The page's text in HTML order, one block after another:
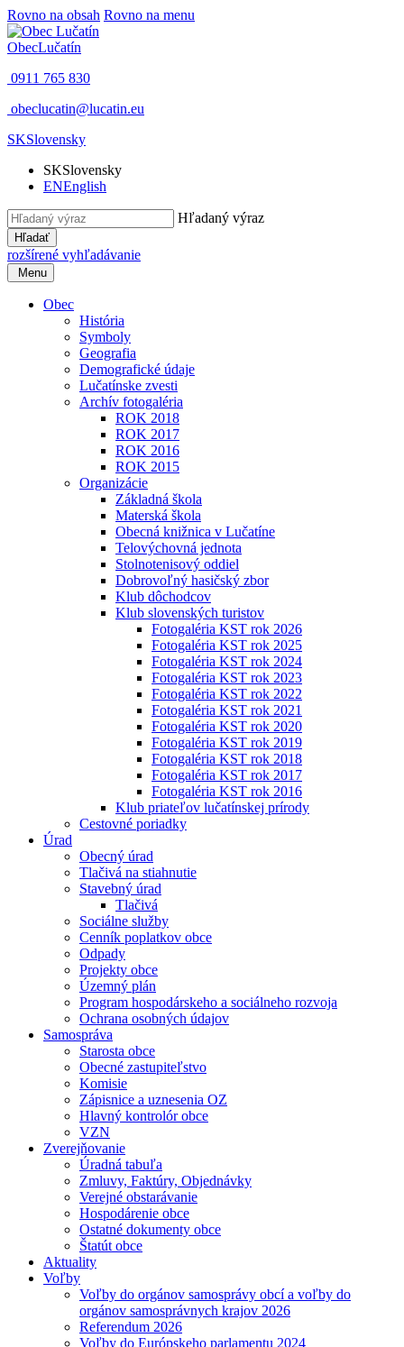
Rovno na obsah Rovno na menu
ObecLučatín
0911 765 830
obeclucatin@lucatin.eu
SKSlovensky
SKSlovensky
ENEnglish
Hľadaný výraz
Hľadať
rozšírené vyhľadávanie
Menu
Obec
História
Symboly
Geografia
Demografické údaje
Lučatínske zvesti
Archív fotogaléria
ROK 2018
ROK 2017
ROK 2016
ROK 2015
Organizácie
Základná škola
Materská škola
Obecná knižnica v Lučatíne
Telovýchovná jednota
Stolnotenisový oddiel
Dobrovoľný hasičský zbor
Klub dôchodcov
Klub slovenských turistov
Fotogaléria KST rok 2026
Fotogaléria KST rok 2025
Fotogaléria KST rok 2024
Fotogaléria KST rok 2023
Fotogaléria KST rok 2022
Fotogaléria KST rok 2021
Fotogaléria KST rok 2020
Fotogaléria KST rok 2019
Fotogaléria KST rok 2018
Fotogaléria KST rok 2017
Fotogaléria KST rok 2016
Klub priateľov lučatínskej prírody
Cestovné poriadky
Úrad
Obecný úrad
Tlačivá na stiahnutie
Stavebný úrad
Tlačivá
Sociálne služby
Cenník poplatkov obce
Odpady
Projekty obce
Územný plán
Program hospodárskeho a sociálneho rozvoja
Ochrana osobných údajov
Samospráva
Starosta obce
Obecné zastupiteľstvo
Komisie
Zápisnice a uznesenia OZ
Hlavný kontrolór obce
VZN
Zverejňovanie
Úradná tabuľa
Zmluvy, Faktúry, Objednávky
Verejné obstarávanie
Hospodárenie obce
Ostatné dokumenty obce
Štatút obce
Aktuality
Voľby
Voľby do orgánov samosprávy obcí a voľby do
orgánov samosprávnych krajov 2026
Referendum 2026
Voľby do Európskeho parlamentu 2024